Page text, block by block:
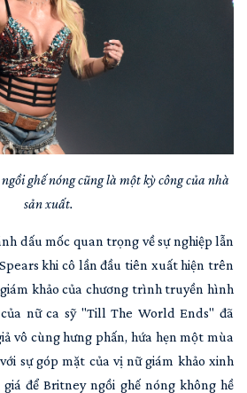
ghế nóng cũng là một kỳ công của nhà
sản xuất.
dấu mốc quan trọng về sự nghiệp lẫn
khi cô lần đầu tiên xuất hiện trên
khảo của chương trình truyền hình
nữ ca sỹ "Till The World Ends" đã
vô cùng hưng phấn, hứa hẹn một mùa
sự góp mặt của vị nữ giám khảo xinh
để Britney ngồi ghế nóng không hề